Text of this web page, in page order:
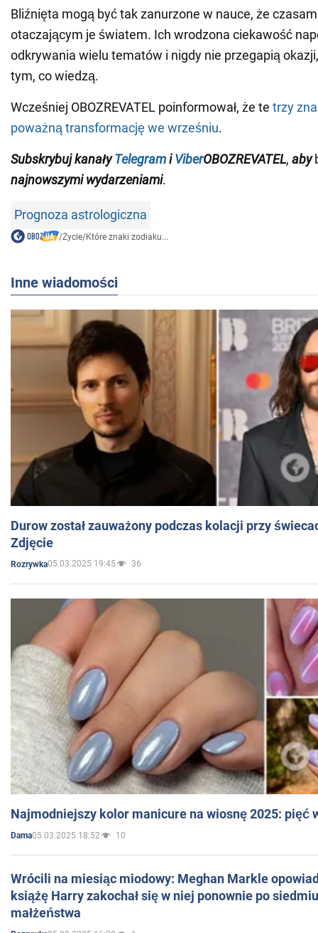
Bliźnięta mogą być tak zanurzone w nauce, że
otaczającym je światem. Ich wrodzona ciekawość
odkrywania wielu tematów i nigdy nie przegapią
tym, co wiedzą.
Wcześniej OBOZREVATEL poinformował, że te trzy
poważną transformację we wrześniu.
SubskrybujkanałyTelegramiViberOBOZREVATEL, aby
najnowszymi wydarzeniami.
Prognoza astrologiczna
/Życie/Które znaki zodiaku...
Inne wiadomości
Durow został zauważony podczas kolacji przy
Zdjęcie
Rozrywka05.03.2025 19:45 36
Najmodniejszy kolor manicure na wiosnę 2025: pięć
Dama05.03.2025 18:52 10
Wrócili na miesiąc miodowy: Meghan Markle
książę Harry zakochał się w niej ponownie po
małżeństwa